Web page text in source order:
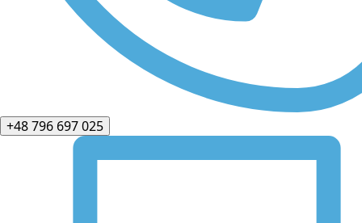
+48 796 697 025